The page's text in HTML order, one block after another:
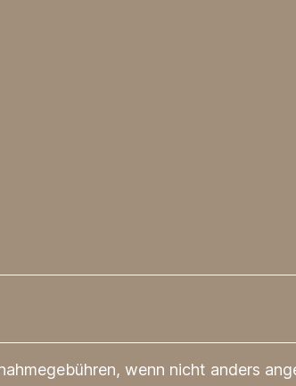
wenn nicht anders